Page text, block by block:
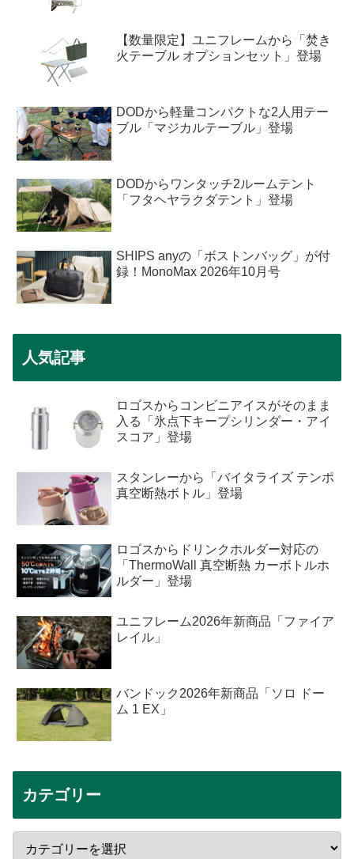
【数量限定】ユニフレームから「焚き
火テーブル オプションセット」登場
DODから軽量コンパクトな2人用テー
ブル「マジカルテーブル」登場
DODからワンタッチ2ルームテント
「フタヘヤラクダテント」登場
SHIPS anyの「ボストンバッグ」が付
録！MonoMax 2026年10月号
人気記事
ロゴスからコンビニアイスがそのまま
入る「氷点下キープシリンダー・アイ
スコア」登場
スタンレーから「バイタライズ テンポ
真空断熱ボトル」登場
ロゴスからドリンクホルダー対応の
「ThermoWall 真空断熱 カーボトルホ
ルダー」登場
ユニフレーム2026年新商品「ファイア
レイル」
バンドック2026年新商品「ソロ ドー
ム 1 EX」
カテゴリー